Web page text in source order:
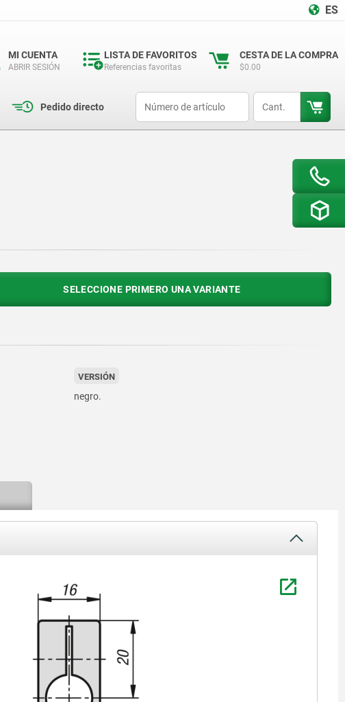
ES
MI CUENTA
ABRIR SESIÓN
LISTA DE FAVORITOS
Referencias favoritas
CESTA DE LA COMPRA
$0.00
Pedido directo
SELECCIONE PRIMERO UNA VARIANTE
VERSIÓN
negro.